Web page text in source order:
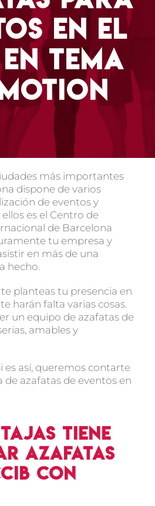
en el
TEMA
más importantes
dispone de varios
de eventos y
es el Centro de
de Barcelona
tu empresa y
en más de una
hecho.
planteas tu presencia en
te harán falta varias cosas.
un equipo de azafatas de
amables y
es así, queremos contarte
de azafatas de eventos en
tiene
azafatas
con